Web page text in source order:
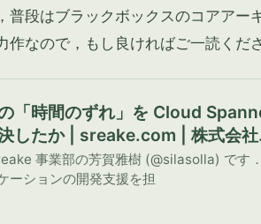
普段はブラックボックスのコアアー
作なので，もし良ければご一読くだ
「時間のずれ」を Cloud
したか | sreake.com | 株式会社
ク 事業部の芳賀雅樹 (@silasolla) です
ーションの開発支援を担